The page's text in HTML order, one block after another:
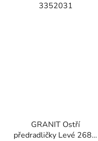
3352031
GRANIT Ostří
předradličky Levé 268 x